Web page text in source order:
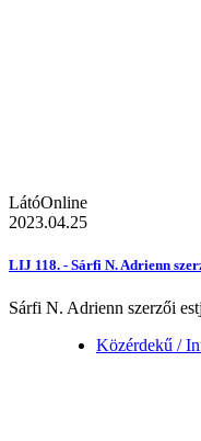
LátóOnline
2023.04.25
LIJ 118. - Sárfi N. Adrienn
Sárfi N. Adrienn szerzői
Közérdekű /